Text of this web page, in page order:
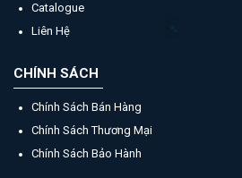
Catalogue
Liên Hệ
CHÍNH SÁCH
Chính Sách Bán Hàng
Chính Sách Thương Mại
Chính Sách Bảo Hành